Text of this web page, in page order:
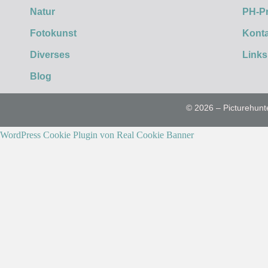
Natur
Fotokunst
Diverses
Blog
PH-
Links
© 2026 –
WordPress Cookie Plugin von Real Cookie Banner